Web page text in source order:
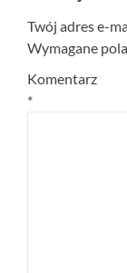
Twój adres e-
Wymagane
Komentarz
*